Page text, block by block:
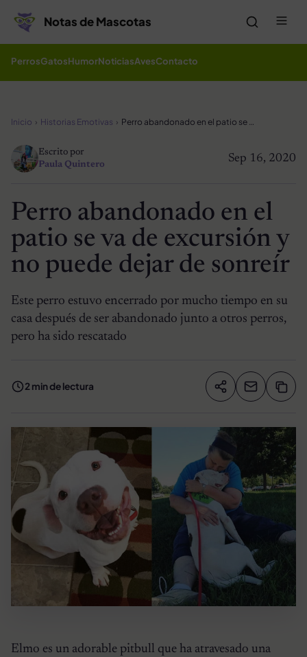
Notas de Mascotas
PerrosGatosHumorNoticiasAvesContacto
Inicio Historias Emotivas Perro abandonado en el patio se va de excursión y no puede dejar de sonreír
Sep 16, 2020
Escrito por
Paula Quintero
Perro abandonado en el
patio se va de excursión y
no puede dejar de sonreír
Este perro estuvo encerrado por mucho tiempo en su
casa después de ser abandonado junto a otros perros,
pero ha sido rescatado
2 min de lectura Compartir
Elmo es un adorable pitbull que ha atravesado una